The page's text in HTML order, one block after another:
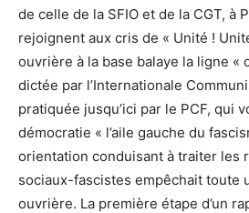
de celle de la SFIO et de la CGT, à
rejoignent aux cris de « Unité !
ouvrière à la base balaye la ligne «
dictée par l’Internationale
pratiquée jusqu’ici par le PCF, qui
démocratie « l’aile gauche du
orientation conduisant à traiter les
sociaux-fascistes empêchait toute
ouvrière. La première étape d’un